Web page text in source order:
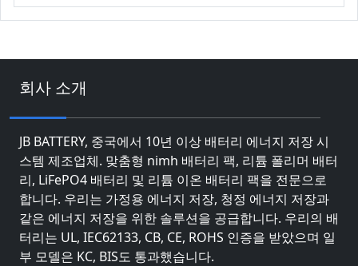
회사 소개
JB BATTERY, 중국에서 10년 이상 배터리 에너지 저장 시
스템 제조업체. 맞춤형 nimh 배터리 팩, 리튬 폴리머 배터
리, LiFePO4 배터리 및 리튬 이온 배터리 팩을 전문으로
합니다. 우리는 가정용 에너지 저장, 청정 에너지 저장과
같은 에너지 저장을 위한 솔루션을 공급합니다. 우리의 배
터리는 UL, IEC62133, CB, CE, ROHS 인증을 받았으며 일
부 모델은 KC, BIS도 통과했습니다.